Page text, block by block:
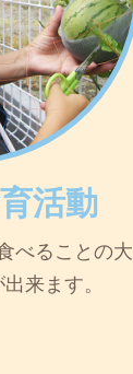
活動
べることの大
来ます。